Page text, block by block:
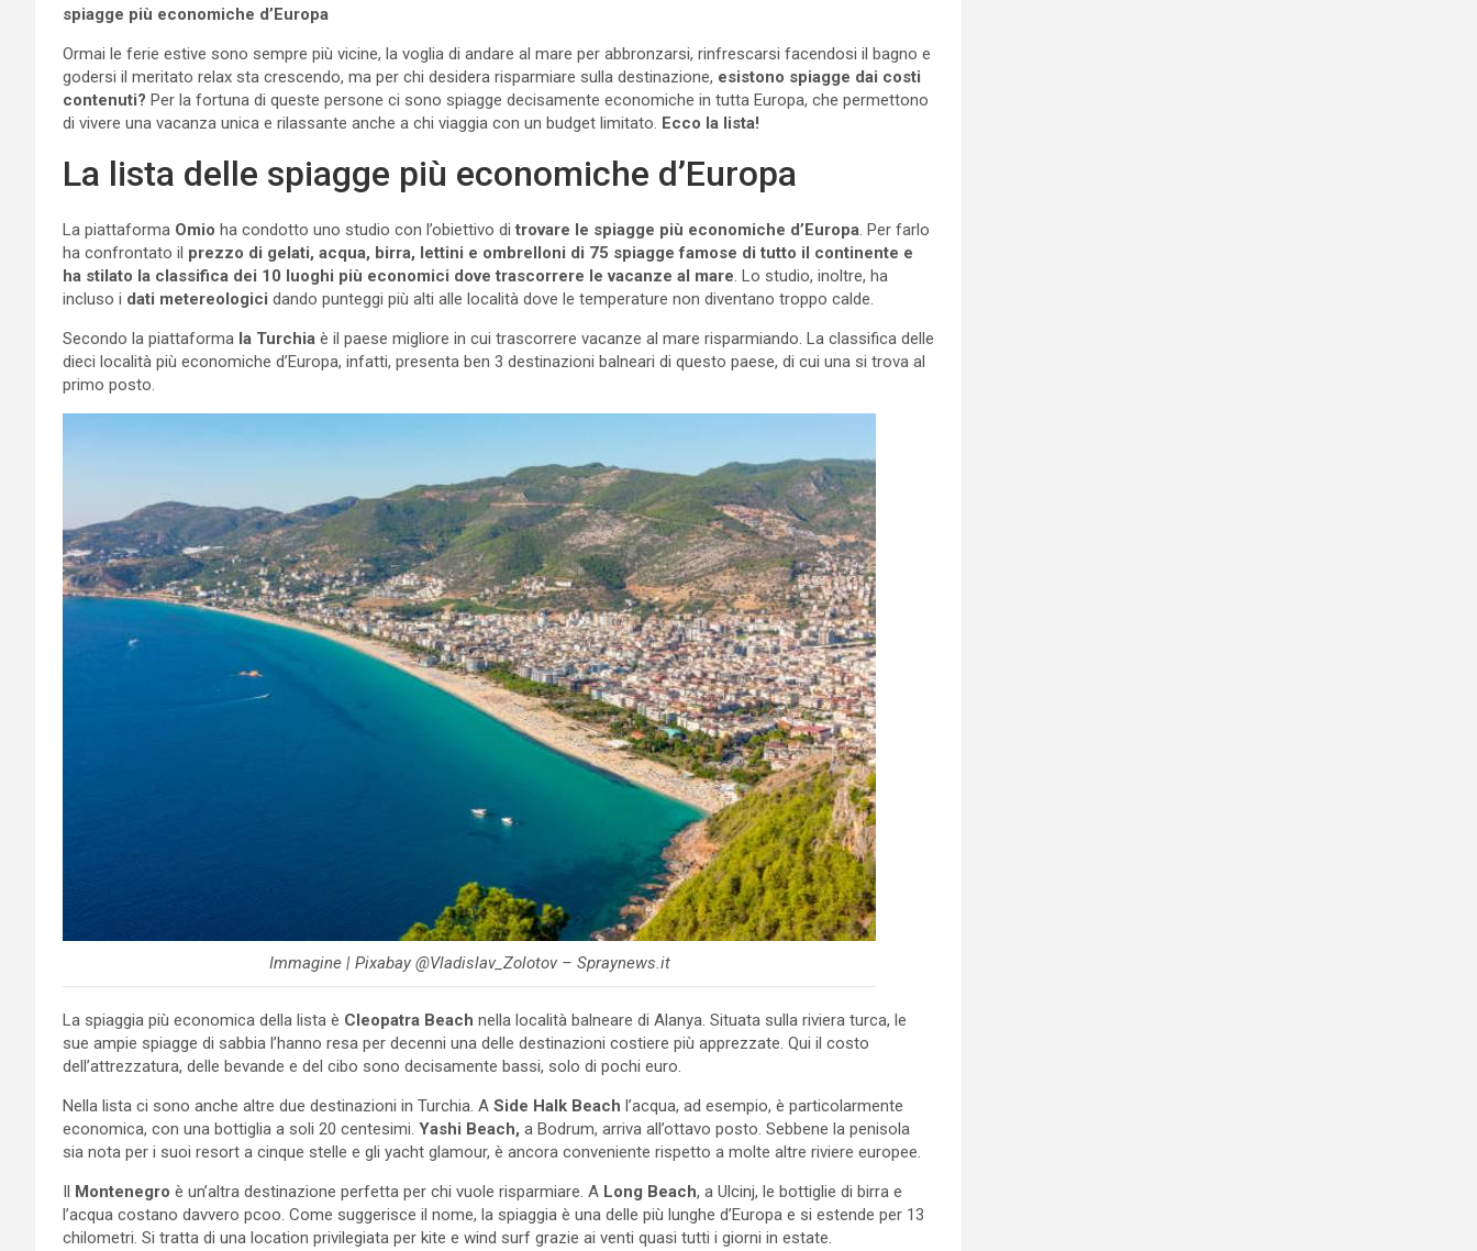
spiagge più economiche d’Europa
Ormai le ferie estive sono sempre più vicine, la voglia di andare al mare per abbronzarsi, rinfrescarsi facendosi il bagno e
godersi il meritato relax sta crescendo, ma per chi desidera risparmiare sulla destinazione, esistono spiagge dai costi
contenuti? Per la fortuna di queste persone ci sono spiagge decisamente economiche in tutta Europa, che permettono
di vivere una vacanza unica e rilassante anche a chi viaggia con un budget limitato. Ecco la lista!
La lista delle spiagge più economiche d’Europa
La piattaforma Omio ha condotto uno studio con l’obiettivo ditrovare le spiagge più economiche d’Europa . Per farlo
ha confrontato il prezzo di gelati, acqua, birra, lettini e ombrelloni di 75 spiagge famose di tutto il continente e
ha stilato la classifica dei 10 luoghi più economici dove trascorrere le vacanze al mare . Lo studio, inoltre, ha
incluso i dati metereologici dando punteggi più alti alle località dove le temperature non diventano troppo calde.
Secondo la piattaforma la Turchia è il paese migliore in cui trascorrere vacanze al mare risparmiando. La classifica delle
dieci località più economiche d’Europa, infatti, presenta ben 3 destinazioni balneari di questo paese, di cui una si trova al
primo posto.
Immagine | Pixabay @Vladislav_Zolotov – Spraynews.it
La spiaggia più economica della lista è Cleopatra Beach nella località balneare di Alanya. Situata sulla riviera turca, le
sue ampie spiagge di sabbia l’hanno resa per decenni una delle destinazioni costiere più apprezzate. Qui il costo
dell’attrezzatura, delle bevande e del cibo sono decisamente bassi, solo di pochi euro.
Nella lista ci sono anche altre due destinazioni in Turchia. A Side Halk Beach l’acqua, ad esempio, è particolarmente
economica, con una bottiglia a soli 20 centesimi. Yashi Beach, a Bodrum, arriva all’ottavo posto. Sebbene la penisola
sia nota per i suoi resort a cinque stelle e gli yacht glamour, è ancora conveniente rispetto a molte altre riviere europee.
Il Montenegro è un’altra destinazione perfetta per chi vuole risparmiare. A Long Beach, a Ulcinj, le bottiglie di birra e
l’acqua costano davvero pcoo. Come suggerisce il nome, la spiaggia è una delle più lunghe d’Europa e si estende per 13
chilometri. Si tratta di una location privilegiata per kite e wind surf grazie ai venti quasi tutti i giorni in estate.